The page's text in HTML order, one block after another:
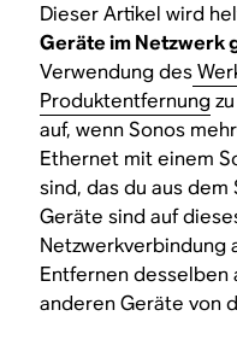
Dieser Artikel wird
Geräte im Netzwerk
Verwendung des
Produktentfernung
auf, wenn Sonos
Ethernet mit einem
sind, das du aus
Geräte sind auf
Netzwerkverbindung
Entfernen desselben
anderen Geräte von